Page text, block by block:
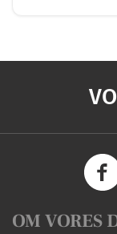
OM VORES